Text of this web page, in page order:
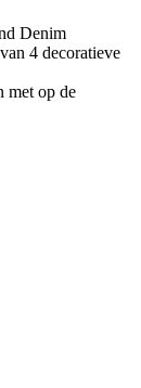
Denim
4 decoratieve
met op de